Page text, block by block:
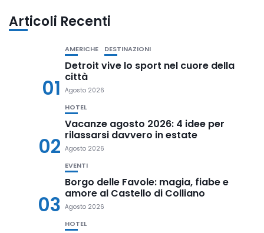
Articoli Recenti
01
AMERICHE DESTINAZIONI
Detroit vive lo sport nel cuore della
città
Agosto 2026
02
HOTEL
Vacanze agosto 2026: 4 idee per
rilassarsi davvero in estate
Agosto 2026
03
EVENTI
Borgo delle Favole: magia, fiabe e
amore al Castello di Colliano
Agosto 2026
HOTEL